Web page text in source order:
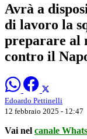
Avrà a
di lavoro la
preparare al
contro il
Edoardo Pettinelli
12 febbraio 2025 - 12:47
Vai nel canale